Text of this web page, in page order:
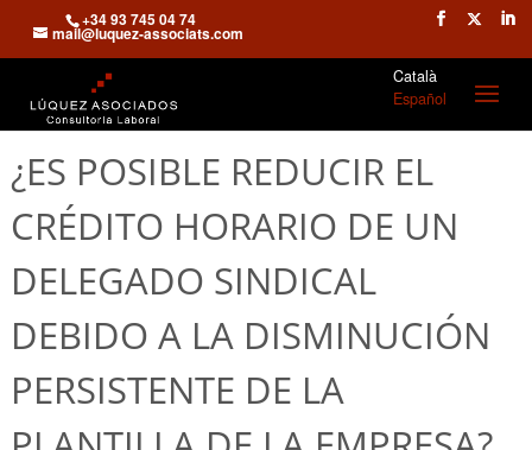
+34 93 745 04 74
mail@luquez-associats.com
Català
Español
¿ES POSIBLE REDUCIR EL
CRÉDITO HORARIO DE UN
DELEGADO SINDICAL
DEBIDO A LA DISMINUCIÓN
PERSISTENTE DE LA